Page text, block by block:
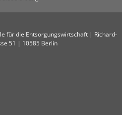
für die Entsorgungswirtschaft | Richard-
51 | 10585 Berlin